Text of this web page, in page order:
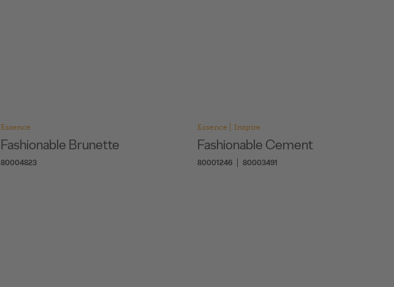
Essence
Fashionable Brunette
80004823
Essence Inspire
Fashionable Cement
80001246 80003491